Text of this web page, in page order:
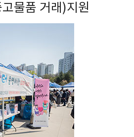
물품 거래)지원